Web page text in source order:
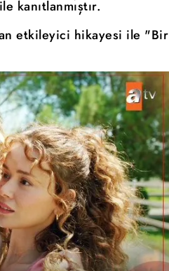
kanıtlanmıştır.
etkileyici hikayesi ile "Bir